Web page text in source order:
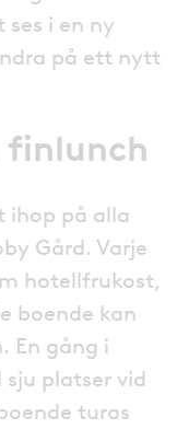
i en ny
på ett nytt
finlunch
ihop på alla
Gård. Varje
hotellfrukost,
boende kan
En gång i
platser vid
turas